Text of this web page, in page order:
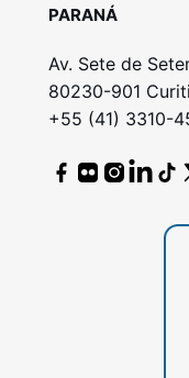
PARANÁ
Av. Sete de
80230-901
+55 (41) 3310-